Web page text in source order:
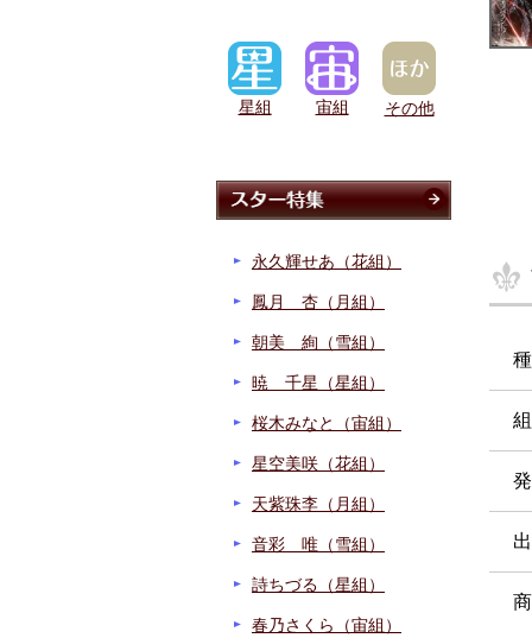
組
星組 宙組 その他
永久輝せあ（花組）
鳳月 杏（月組）
朝美 絢（雪組）
暁 千星（星組）
桜木みなと（宙組）
星空美咲（花組）
天紫珠李（月組）
音彩 唯（雪組）
詩ちづる（星組）
春乃さくら（宙組）